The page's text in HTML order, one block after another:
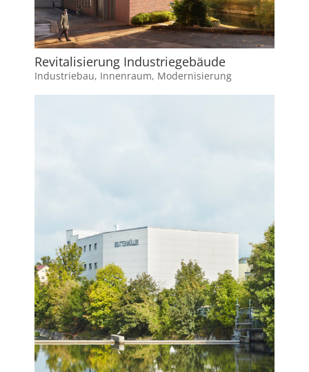
Revitalisierung Industriegebäude
Industriebau, Innenraum, Modernisierung